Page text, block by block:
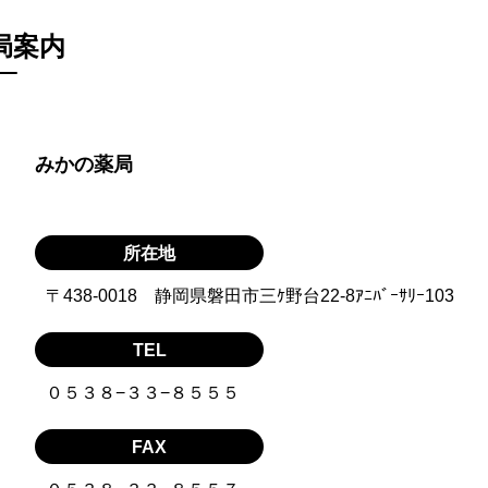
案内
みかの薬局
所在地
〒438-0018 静岡県磐田市三ｹ野台22-8ｱﾆﾊﾞｰｻﾘｰ103
TEL
０５３８−３３−８５５５
FAX